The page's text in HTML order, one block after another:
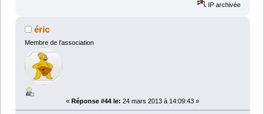
IP archivée
éric
Membre de l'association
« Réponse #44 le: 24 mars 2013 à 14:09:43 »